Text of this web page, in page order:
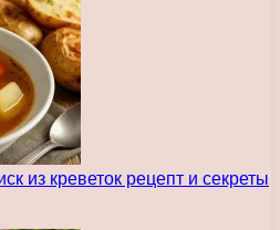
из креветок рецепт и секреты